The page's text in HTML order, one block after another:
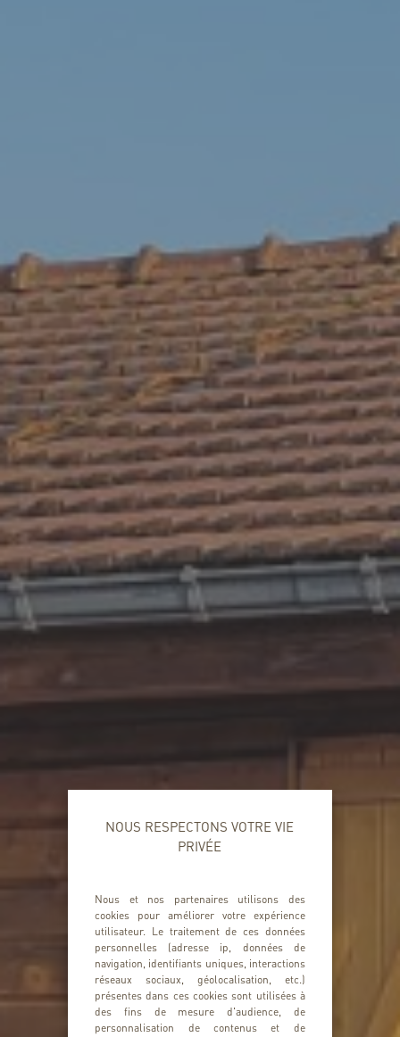
BOIS AU DÉTAIL
ÉQUIPEMENTS DU JARDIN
ÉQUIPEMENTS DE LOISIR
ARROSAGE AUTOMATIQUE
QUI SOMMES-NOUS ?
NOUS RESPECTONS VOTRE VIE
PRIVÉE
Nous et nos partenaires utilisons des
cookies pour améliorer votre expérience
utilisateur. Le traitement de ces données
personnelles (adresse ip, données de
navigation, identifiants uniques, interactions
réseaux sociaux, géolocalisation, etc.)
présentes dans ces cookies sont utilisées à
des fins de mesure d'audience, de
personnalisation de contenus et de